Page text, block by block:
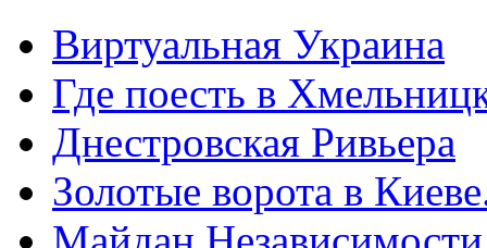
Виртуальная Украина
Где поесть в
Днестровская Ривьера
Золотые ворота в